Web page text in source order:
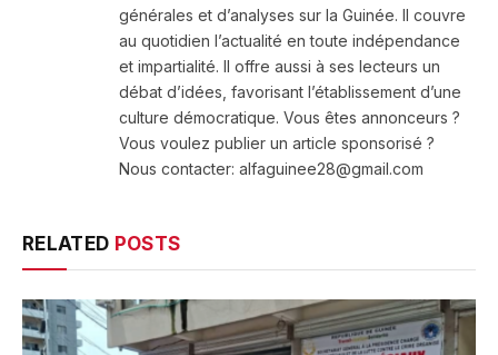
générales et d’analyses sur la Guinée. Il couvre
au quotidien l’actualité en toute indépendance
et impartialité. Il offre aussi à ses lecteurs un
débat d’idées, favorisant l’établissement d’une
culture démocratique. Vous êtes annonceurs ?
Vous voulez publier un article sponsorisé ?
Nous contacter: alfaguinee28@gmail.com
RELATED POSTS